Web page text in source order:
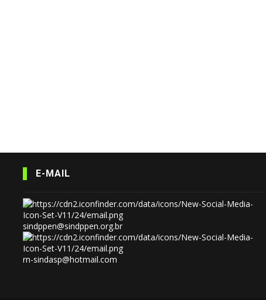
E-MAIL
sindppen@sindppen.org.br
rn-sindasp@hotmail.com